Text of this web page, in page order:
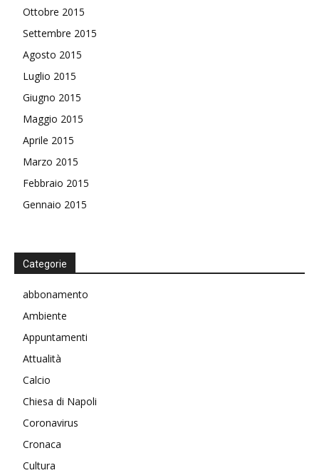
Ottobre 2015
Settembre 2015
Agosto 2015
Luglio 2015
Giugno 2015
Maggio 2015
Aprile 2015
Marzo 2015
Febbraio 2015
Gennaio 2015
Categorie
abbonamento
Ambiente
Appuntamenti
Attualità
Calcio
Chiesa di Napoli
Coronavirus
Cronaca
Cultura